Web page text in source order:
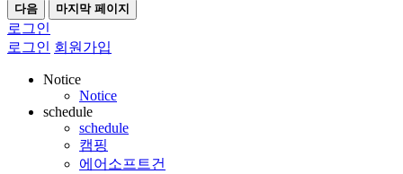
다음
마지막 페이지
로그인
로그인 회원가입
Notice
Notice
schedule
schedule
캠핑
에어소프트건